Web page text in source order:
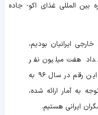
بین المللی غذای اکو- جاده
ایرانیان بودیم،
هفت میلیون نفر
گردشگر از ایران خارج شده‌اند که این رقم در سال ۹۶ به
توجه به آمار ارائه شده،
ایرانی هستیم.